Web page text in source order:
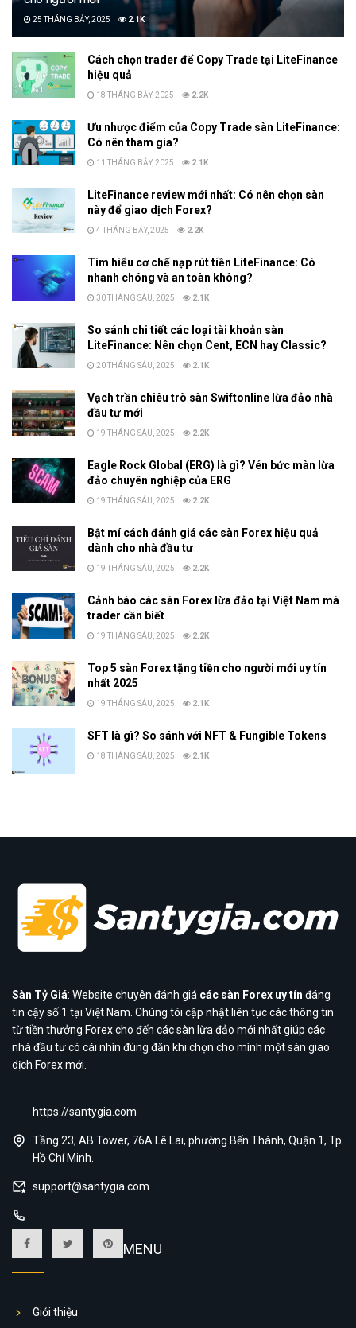
25 THÁNG BẢY, 2025 2.1K
Cách chọn trader để Copy Trade tại LiteFinance
hiệu quả
18 THÁNG BẢY, 2025 2.2K
Ưu nhược điểm của Copy Trade sàn LiteFinance:
Có nên tham gia?
11 THÁNG BẢY, 2025 2.1K
LiteFinance review mới nhất: Có nên chọn sàn
này để giao dịch Forex?
4 THÁNG BẢY, 2025 2.2K
Tìm hiểu cơ chế nạp rút tiền LiteFinance: Có
nhanh chóng và an toàn không?
30 THÁNG SÁU, 2025 2.1K
So sánh chi tiết các loại tài khoản sàn
LiteFinance: Nên chọn Cent, ECN hay Classic?
20 THÁNG SÁU, 2025 2.1K
Vạch trần chiêu trò sàn Swiftonline lừa đảo nhà
đầu tư mới
19 THÁNG SÁU, 2025 2.2K
Eagle Rock Global (ERG) là gì? Vén bức màn lừa
đảo chuyên nghiệp của ERG
19 THÁNG SÁU, 2025 2.2K
Bật mí cách đánh giá các sàn Forex hiệu quả
dành cho nhà đầu tư
19 THÁNG SÁU, 2025 2.2K
Cảnh báo các sàn Forex lừa đảo tại Việt Nam mà
trader cần biết
19 THÁNG SÁU, 2025 2.2K
Top 5 sàn Forex tặng tiền cho người mới uy tín
nhất 2025
19 THÁNG SÁU, 2025 2.1K
SFT là gì? So sánh với NFT & Fungible Tokens
18 THÁNG SÁU, 2025 2.1K
Sàn Tỷ Giá: Website chuyên đánh giá các sàn Forex uy tín đáng
tin cậy số 1 tại Việt Nam. Chúng tôi cập nhật liên tục các thông tin
từ tiền thưởng Forex cho đến các sàn lừa đảo mới nhất giúp các
nhà đầu tư có cái nhìn đúng đắn khi chọn cho mình một sàn giao
dịch Forex mới.
https://santygia.com
Tầng 23, AB Tower, 76A Lê Lai, phường Bến Thành, Quận 1, Tp.
Hồ Chí Minh.
support@santygia.com
MENU
Giới thiệu